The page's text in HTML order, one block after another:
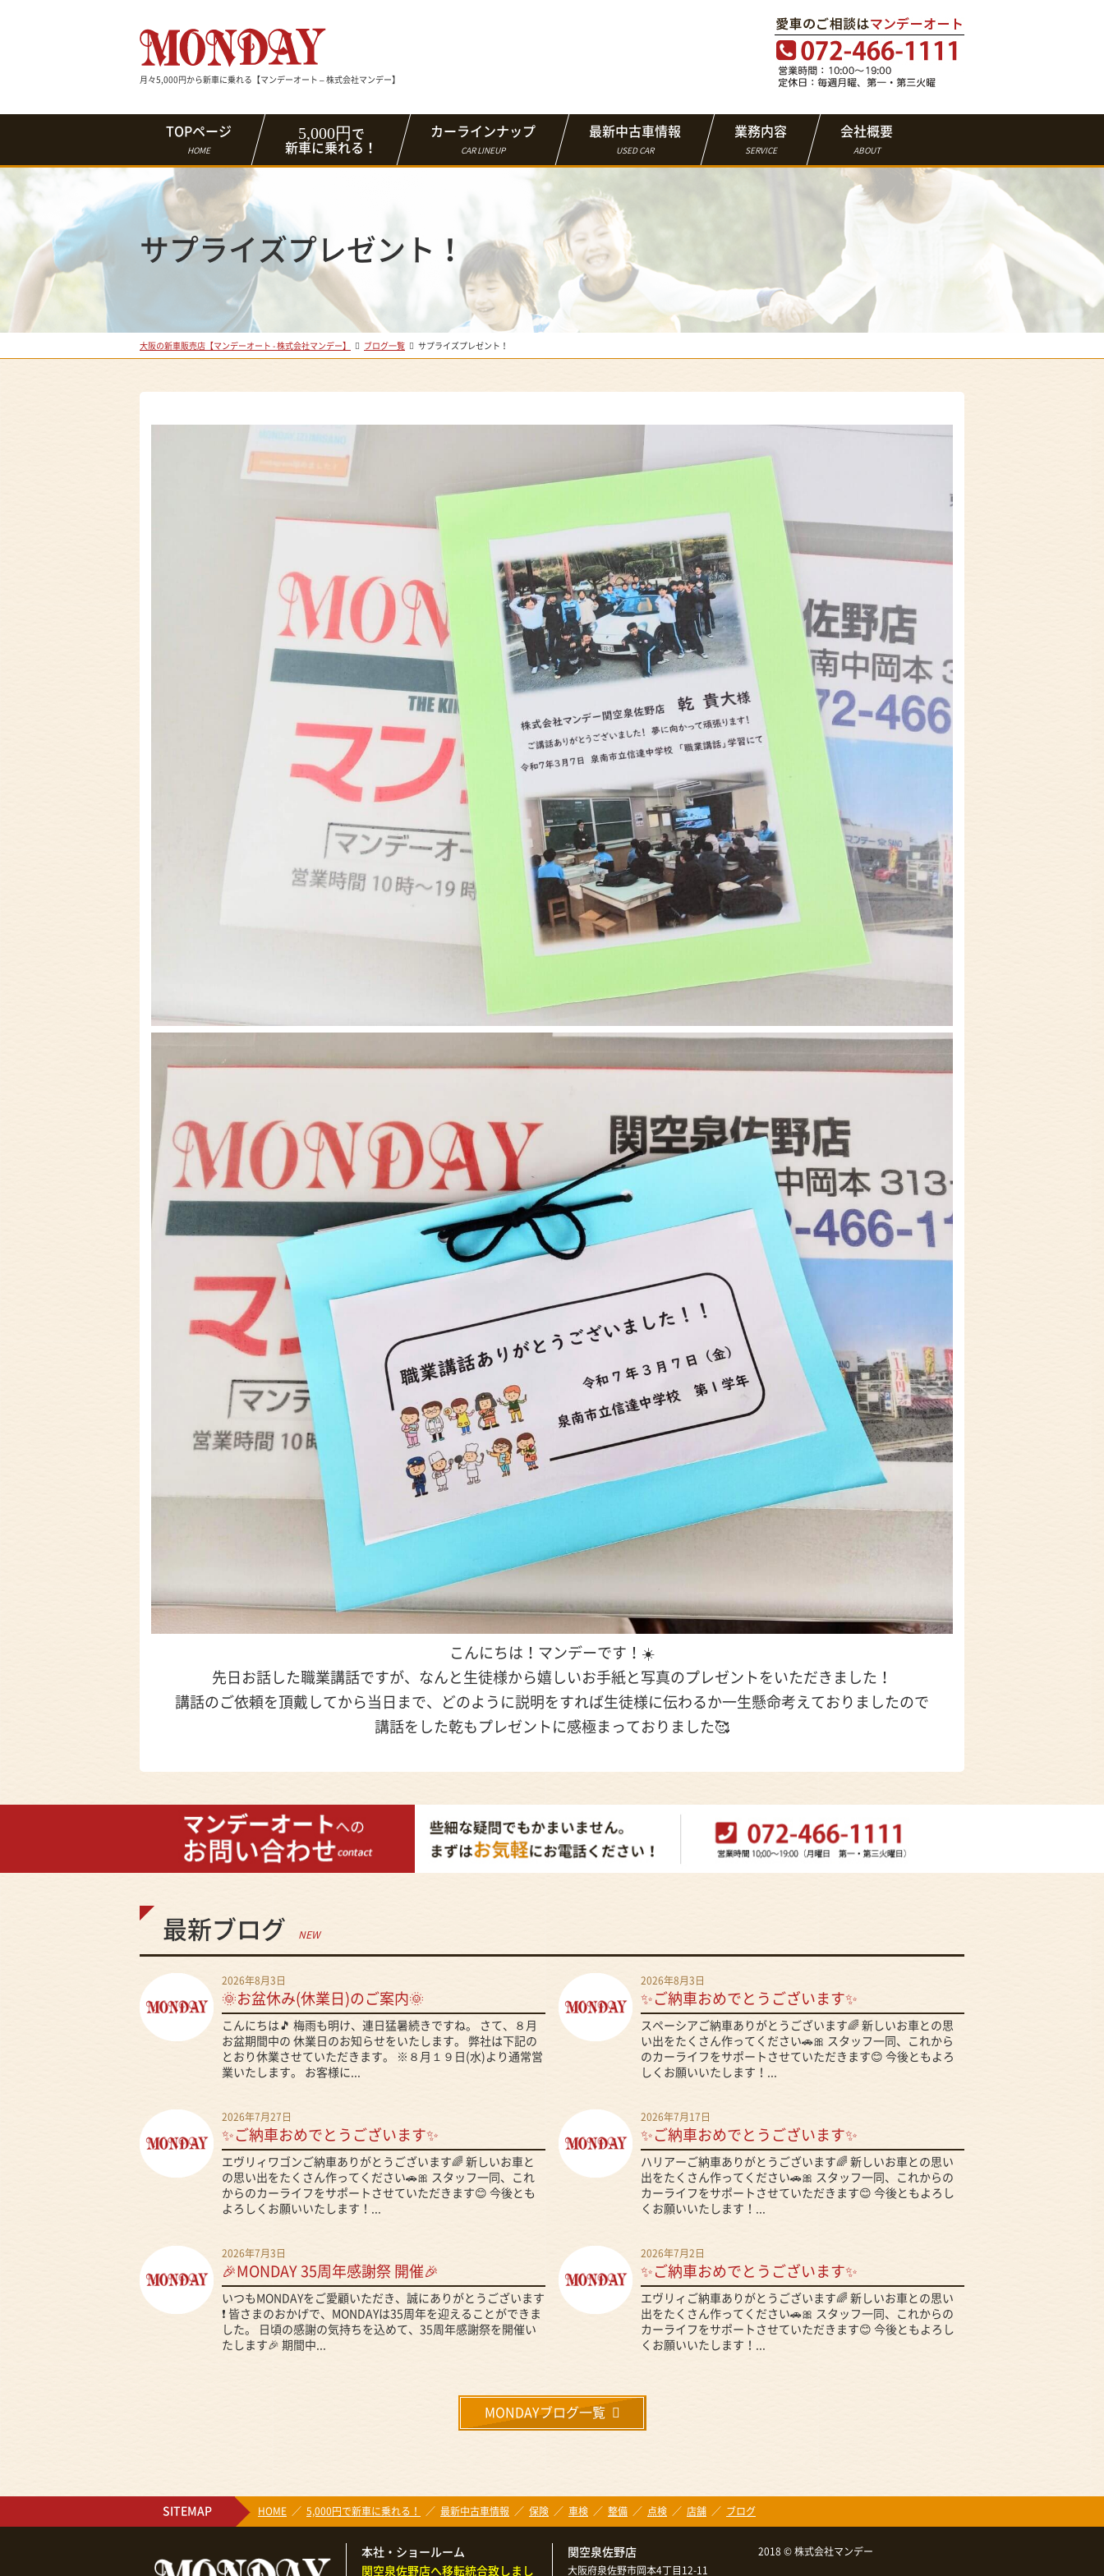
月々5,000円から新車に乗れる【マンデーオート – 株式会社マンデー】
TOPページ
HOME
5,000円 で
新車に乗れる！
カーラインナップ
CAR LINEUP
最新中古車情報
USED CAR
業務内容
SERVICE
会社概要
ABOUT
サプライズプレゼント！
大阪の新車販売店【マンデーオート - 株式会社マンデー】 ブログ一覧 サプライズプレゼント！
こんにちは！マンデーです！☀️
先日お話した職業講話ですが、なんと生徒様から嬉しいお手紙と写真のプレゼントをいただきました！
講話のご依頼を頂戴してから当日まで、どのように説明をすれば生徒様に伝わるか一生懸命考えておりましたので
講話をした乾もプレゼントに感極まっておりました🥰
最新ブログ NEW
2026年8月3日
🌞お盆休み(休業日)のご案内🌞
こんにちは🎵 梅雨も明け、連日猛暑続きですね。 さて、８月
お盆期間中の 休業日のお知らせをいたします。 弊社は下記の
とおり休業させていただきます。 ※８月１９日(水)より通常営
業いたします。 お客様に...
2026年8月3日
✨ご納車おめでとうございます✨
スペーシアご納車ありがとうございます🌈 新しいお車との思
い出をたくさん作ってください🚗🎀 スタッフ一同、これから
のカーライフをサポートさせていただきます😊 今後ともよろ
しくお願いいたします！...
2026年7月27日
✨ご納車おめでとうございます✨
エヴリィワゴンご納車ありがとうございます🌈 新しいお車と
の思い出をたくさん作ってください🚗🎀 スタッフ一同、これ
からのカーライフをサポートさせていただきます😊 今後とも
よろしくお願いいたします！...
2026年7月17日
✨ご納車おめでとうございます✨
ハリアーご納車ありがとうございます🌈 新しいお車との思い
出をたくさん作ってください🚗🎀 スタッフ一同、これからの
カーライフをサポートさせていただきます😊 今後ともよろし
くお願いいたします！...
2026年7月3日
🎉MONDAY 35周年感謝祭 開催🎉
いつもMONDAYをご愛顧いただき、誠にありがとうございます
❗ 皆さまのおかげで、MONDAYは35周年を迎えることができま
した。 日頃の感謝の気持ちを込めて、35周年感謝祭を開催い
たします🎉 期間中...
2026年7月2日
✨ご納車おめでとうございます✨
エヴリィご納車ありがとうございます🌈 新しいお車との思い
出をたくさん作ってください🚗🎀 スタッフ一同、これからの
カーライフをサポートさせていただきます😊 今後ともよろし
くお願いいたします！...
MONDAYブログ一覧
SITEMAP HOME 5,000円で新車に乗れる！ 最新中古車情報 保険 車検 整備 点検 店舗 ブログ
本社・ショールーム
関空泉佐野店へ移転統合致しまし
関空泉佐野店
大阪府泉佐野市岡本4丁目12-11
2018 © 株式会社マンデー